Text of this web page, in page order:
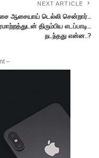
NEXT ARTICLE
ஆசையாய் டெல்லி சென்றார்…
திரும்பிய எடப்பாடி…
நடந்தது என்ன..?
–